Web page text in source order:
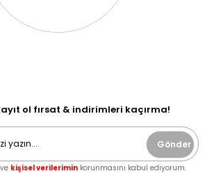
ol fırsat & indirimleri kaçırma!
Gönder
ve kişisel verilerimin korunmasını kabul ediyorum.